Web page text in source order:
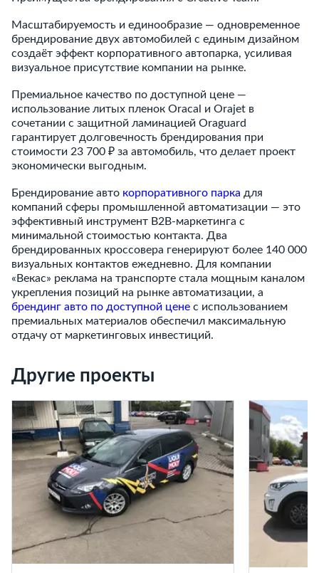
Масштабируемость и единообразие — одновременное
брендирование двух автомобилей с единым дизайном
создаёт эффект корпоративного автопарка, усиливая
визуальное присутствие компании на рынке.
Премиальное качество по доступной цене —
использование литых пленок Oracal и Orajet в
сочетании с защитной ламинацией Oraguard
гарантирует долговечность брендирования при
стоимости 23 700 ₽ за автомобиль, что делает проект
экономически выгодным.
Брендирование авто корпоративного парка для
компаний сферы промышленной автоматизации — это
эффективный инструмент B2B-маркетинга с
минимальной стоимостью контакта. Два
брендированных кроссовера генерируют более 140 000
визуальных контактов ежедневно. Для компании
«Векас» реклама на транспорте стала мощным каналом
укрепления позиций на рынке автоматизации, а
брендинг авто по доступной цене с использованием
премиальных материалов обеспечил максимальную
отдачу от маркетинговых инвестиций.
Другие проекты